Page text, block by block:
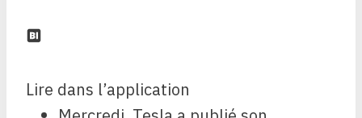
Lire dans l’application